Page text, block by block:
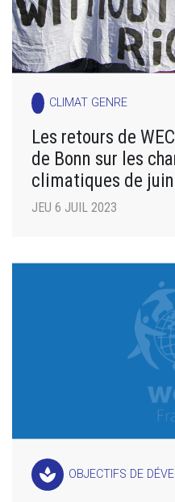
CLIMAT GENRE
Les retours de
de Bonn sur les
climatiques de
JEU 6 JUIL 2023
spa OBJECTIFS DE